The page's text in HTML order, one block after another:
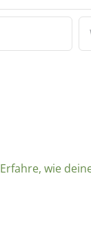
Erfahre, wie